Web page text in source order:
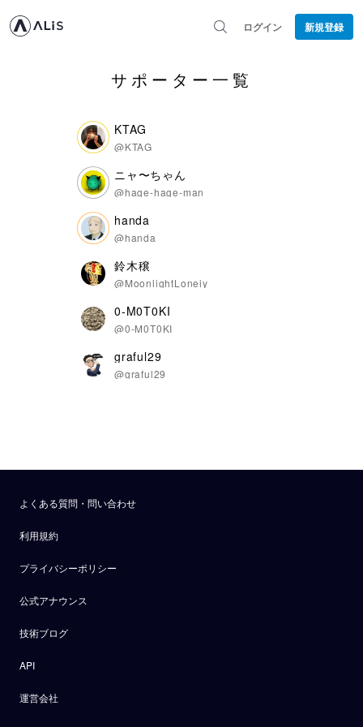
ログイン 新規登録
サポーター一覧
KTAG
@KTAG
ニャ〜ちゃん
@hage-hage-man
handa
@handa
鈴木穣
@MoonlightLoneiy
0-M0T0KI
@0-M0T0KI
graful29
@graful29
よくある質問・問い合わせ
利用規約
プライバシーポリシー
公式アナウンス
技術ブログ
API
運営会社